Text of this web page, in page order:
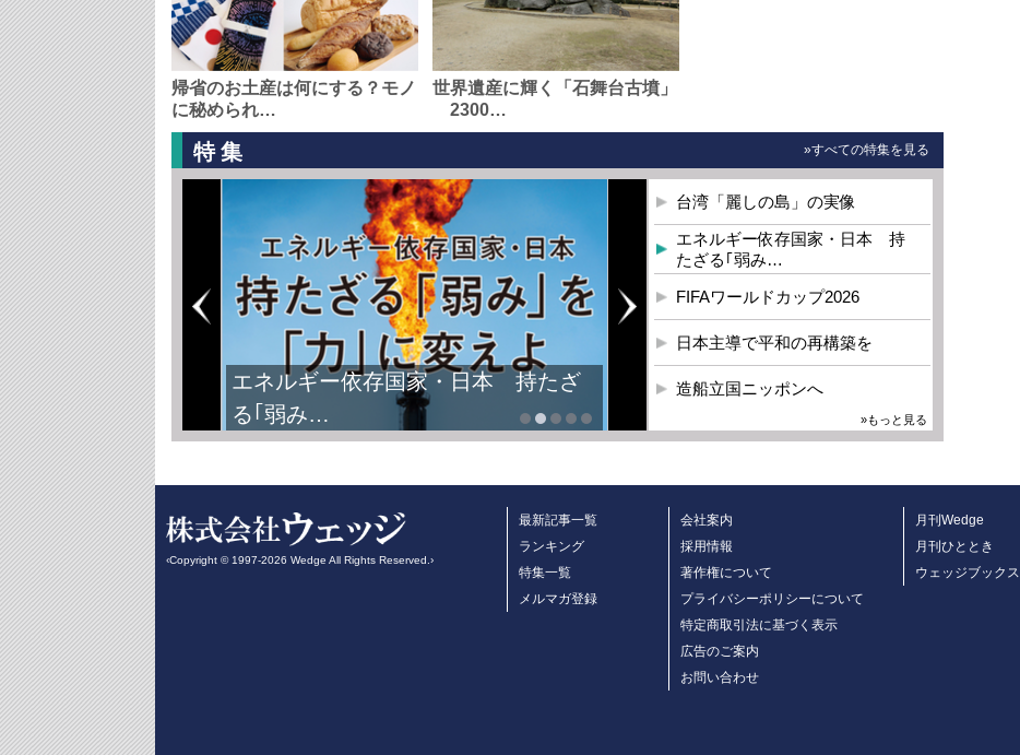
帰省のお土産は何にする？モノ
に秘められ…
世界遺産に輝く「石舞台古墳」
2300…
特集 »すべての特集を見る
エネルギー依存国家・日本 持たざ
る｢弱み…
台湾「麗しの島」の実像
エネルギー依存国家・日本 持
たざる｢弱み…
FIFAワールドカップ2026
日本主導で平和の再構築を
造船立国ニッポンへ
»もっと見る
‹Copyright © 1997-2026 Wedge All Rights Reserved.›
最新記事一覧
ランキング
特集一覧
メルマガ登録
会社案内
採用情報
著作権について
プライバシーポリシーについて
特定商取引法に基づく表示
広告のご案内
お問い合わせ
月刊Wedge
月刊ひととき
ウェッジブックス